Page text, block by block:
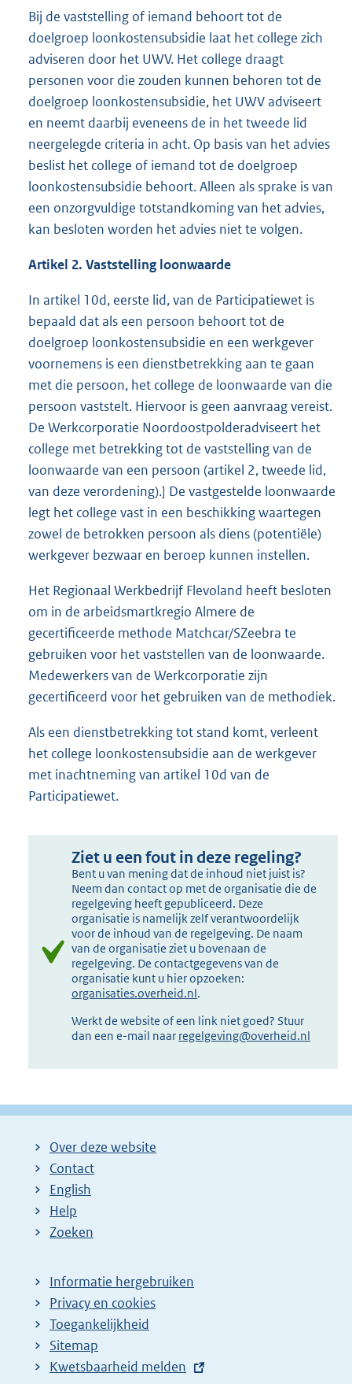
Bij de vaststelling of iemand behoort tot de
doelgroep loonkostensubsidie laat het college zich
adviseren door het UWV. Het college draagt
personen voor die zouden kunnen behoren tot de
doelgroep loonkostensubsidie, het UWV adviseert
en neemt daarbij eveneens de in het tweede lid
neergelegde criteria in acht. Op basis van het advies
beslist het college of iemand tot de doelgroep
loonkostensubsidie behoort. Alleen als sprake is van
een onzorgvuldige totstandkoming van het advies,
kan besloten worden het advies niet te volgen.
Artikel 2. Vaststelling loonwaarde
In artikel 10d, eerste lid, van de Participatiewet is
bepaald dat als een persoon behoort tot de
doelgroep loonkostensubsidie en een werkgever
voornemens is een dienstbetrekking aan te gaan
met die persoon, het college de loonwaarde van die
persoon vaststelt. Hiervoor is geen aanvraag vereist.
De Werkcorporatie Noordoostpolderadviseert het
college met betrekking tot de vaststelling van de
loonwaarde van een persoon (artikel 2, tweede lid,
van deze verordening).] De vastgestelde loonwaarde
legt het college vast in een beschikking waartegen
zowel de betrokken persoon als diens (potentiële)
werkgever bezwaar en beroep kunnen instellen.
Het Regionaal Werkbedrijf Flevoland heeft besloten
om in de arbeidsmartkregio Almere de
gecertificeerde methode Matchcar/SZeebra te
gebruiken voor het vaststellen van de loonwaarde.
Medewerkers van de Werkcorporatie zijn
gecertificeerd voor het gebruiken van de methodiek.
Als een dienstbetrekking tot stand komt, verleent
het college loonkostensubsidie aan de werkgever
met inachtneming van artikel 10d van de
Participatiewet.
Ziet u een fout in deze regeling?
Bent u van mening dat de inhoud niet juist is?
Neem dan contact op met de organisatie die de
regelgeving heeft gepubliceerd. Deze
organisatie is namelijk zelf verantwoordelijk
voor de inhoud van de regelgeving. De naam
van de organisatie ziet u bovenaan de
regelgeving. De contactgegevens van de
organisatie kunt u hier opzoeken:
organisaties.overheid.nl.
Werkt de website of een link niet goed? Stuur
dan een e-mail naar regelgeving@overheid.nl
Over deze website
Contact
English
Help
Zoeken
Informatie hergebruiken
Privacy en cookies
Toegankelijkheid
Sitemap
E
Kwetsbaarheid melden